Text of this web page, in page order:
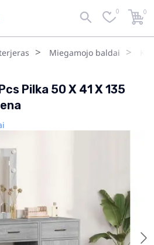
0 0
Miegamojo baldai
Pilka 50 X 41 X 135